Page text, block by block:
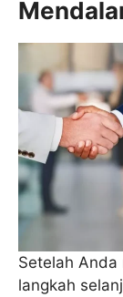
Setelah
langkah